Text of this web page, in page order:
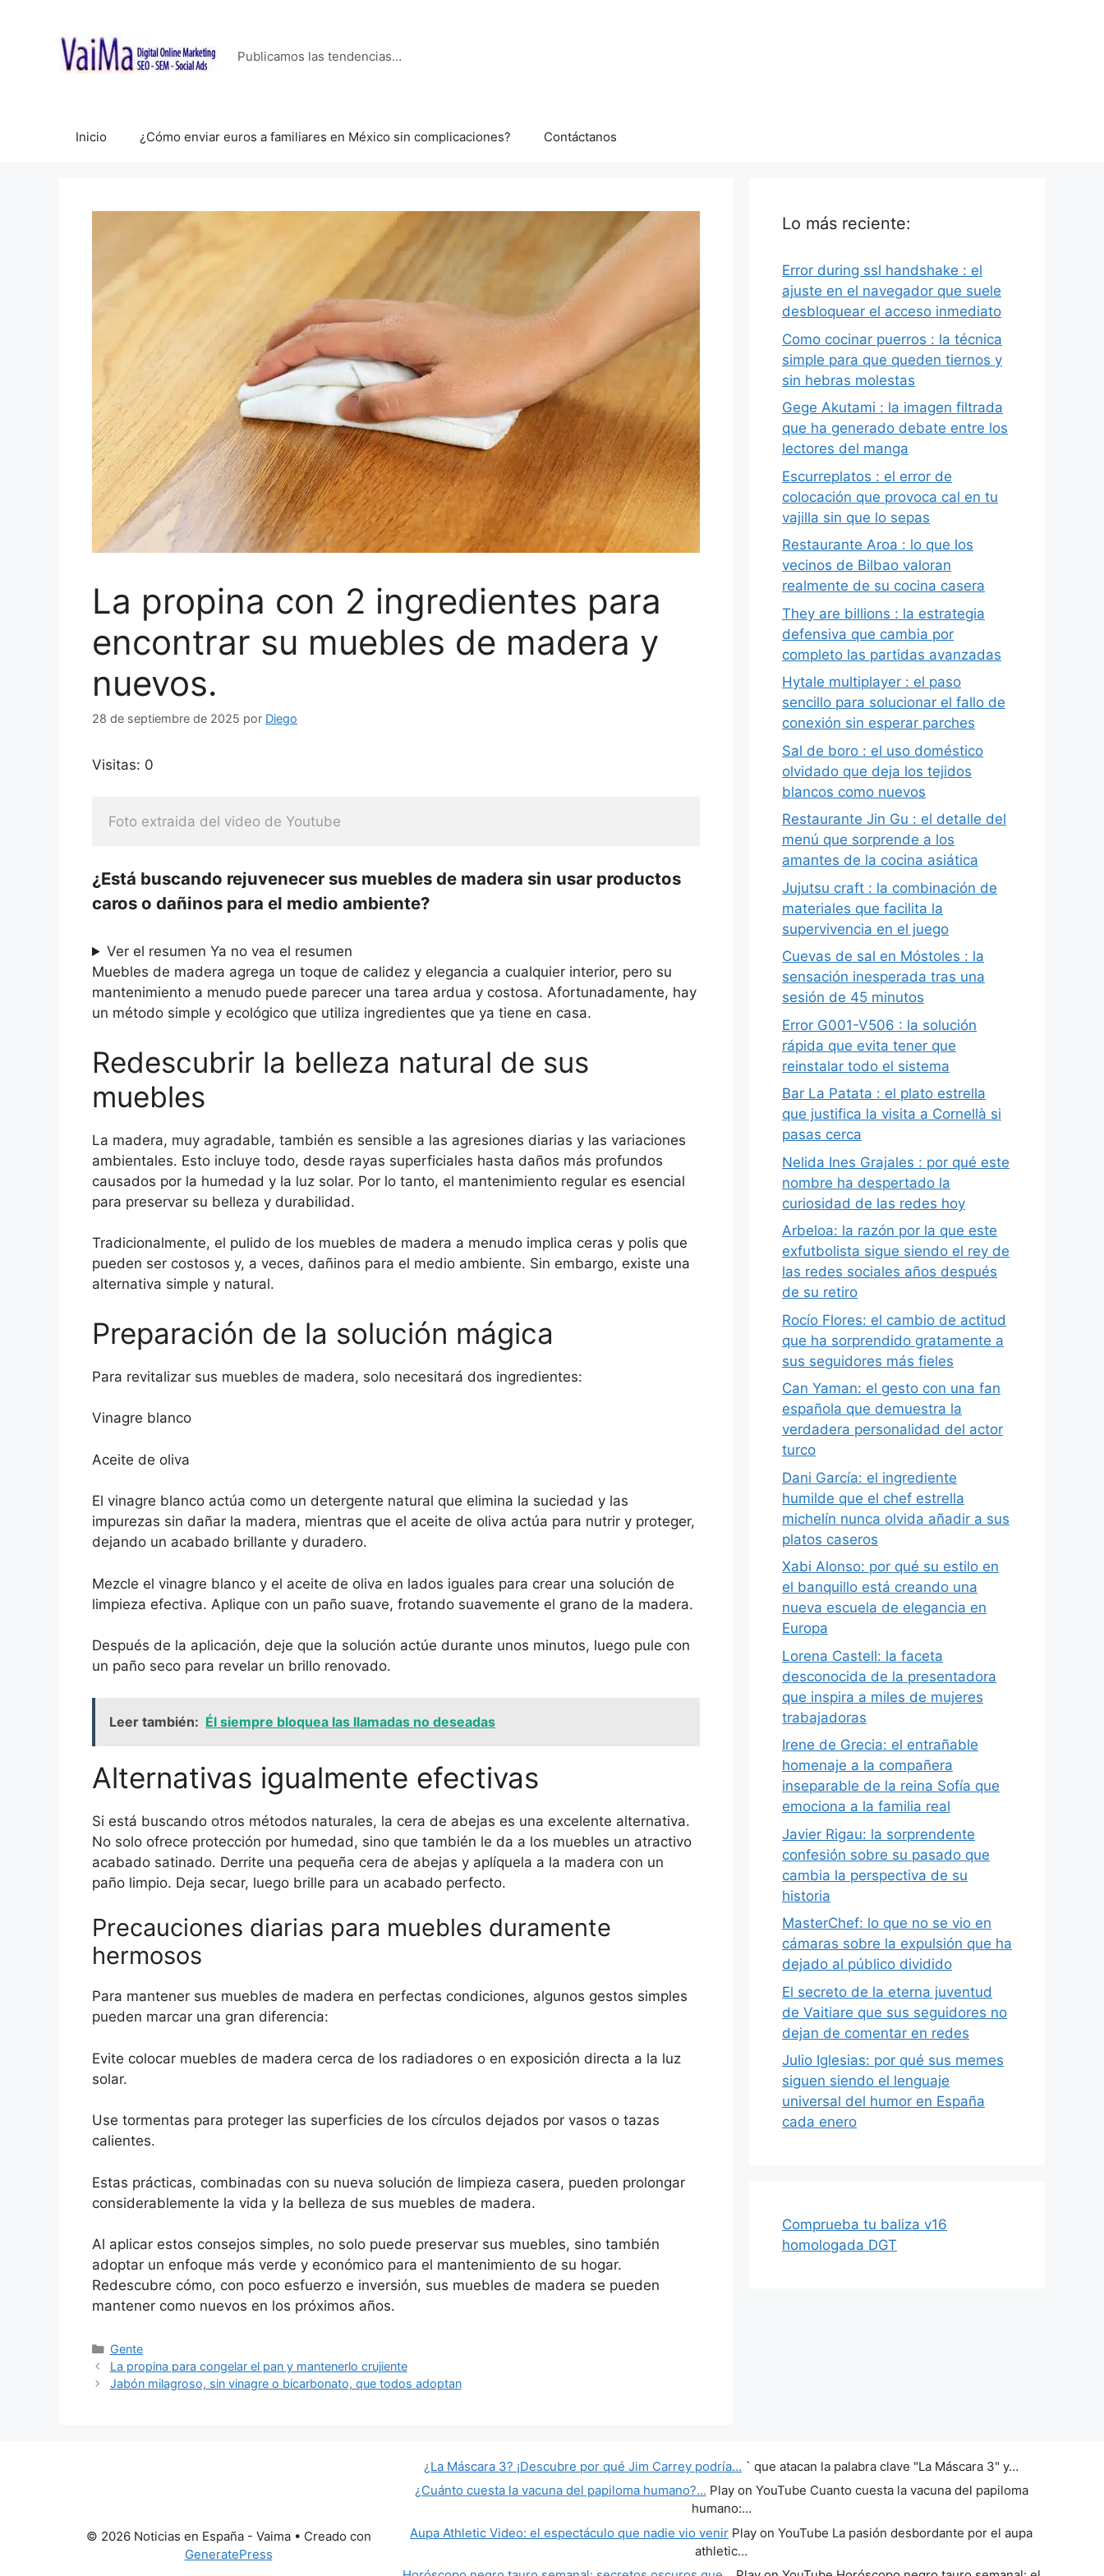
contenido
Publicamos las tendencias…
Inicio ¿Cómo enviar euros a familiares en México sin complicaciones? Contáctanos
La propina con 2 ingredientes para
encontrar su muebles de madera y
nuevos.
28 de septiembre de 2025 por Diego
Visitas: 0
Foto extraida del video de Youtube
¿Está buscando rejuvenecer sus muebles de madera sin usar productos
caros o dañinos para el medio ambiente?
Ver el resumenYa no vea el resumen
Muebles de madera agrega un toque de calidez y elegancia a cualquier interior, pero su
mantenimiento a menudo puede parecer una tarea ardua y costosa. Afortunadamente, hay
un método simple y ecológico que utiliza ingredientes que ya tiene en casa.
Redescubrir la belleza natural de sus
muebles
La madera, muy agradable, también es sensible a las agresiones diarias y las variaciones
ambientales. Esto incluye todo, desde rayas superficiales hasta daños más profundos
causados ​​por la humedad y la luz solar. Por lo tanto, el mantenimiento regular es esencial
para preservar su belleza y durabilidad.
Tradicionalmente, el pulido de los muebles de madera a menudo implica ceras y polis que
pueden ser costosos y, a veces, dañinos para el medio ambiente. Sin embargo, existe una
alternativa simple y natural.
Preparación de la solución mágica
Para revitalizar sus muebles de madera, solo necesitará dos ingredientes:
Vinagre blanco
Aceite de oliva
El vinagre blanco actúa como un detergente natural que elimina la suciedad y las
impurezas sin dañar la madera, mientras que el aceite de oliva actúa para nutrir y proteger,
dejando un acabado brillante y duradero.
Mezcle el vinagre blanco y el aceite de oliva en lados iguales para crear una solución de
limpieza efectiva. Aplique con un paño suave, frotando suavemente el grano de la madera.
Después de la aplicación, deje que la solución actúe durante unos minutos, luego pule con
un paño seco para revelar un brillo renovado.
Leer también: Él siempre bloquea las llamadas no deseadas
Alternativas igualmente efectivas
Si está buscando otros métodos naturales, la cera de abejas es una excelente alternativa.
No solo ofrece protección por humedad, sino que también le da a los muebles un atractivo
acabado satinado. Derrite una pequeña cera de abejas y aplíquela a la madera con un
paño limpio. Deja secar, luego brille para un acabado perfecto.
Precauciones diarias para muebles duramente
hermosos
Para mantener sus muebles de madera en perfectas condiciones, algunos gestos simples
pueden marcar una gran diferencia:
Evite colocar muebles de madera cerca de los radiadores o en exposición directa a la luz
solar.
Use tormentas para proteger las superficies de los círculos dejados por vasos o tazas
calientes.
Estas prácticas, combinadas con su nueva solución de limpieza casera, pueden prolongar
considerablemente la vida y la belleza de sus muebles de madera.
Al aplicar estos consejos simples, no solo puede preservar sus muebles, sino también
adoptar un enfoque más verde y económico para el mantenimiento de su hogar.
Redescubre cómo, con poco esfuerzo e inversión, sus muebles de madera se pueden
mantener como nuevos en los próximos años.
Categorías
Gente
La propina para congelar el pan y mantenerlo crujiente
Jabón milagroso, sin vinagre o bicarbonato, que todos adoptan
Lo más reciente:
Error during ssl handshake : el
ajuste en el navegador que suele
desbloquear el acceso inmediato
Como cocinar puerros : la técnica
simple para que queden tiernos y
sin hebras molestas
Gege Akutami : la imagen filtrada
que ha generado debate entre los
lectores del manga
Escurreplatos : el error de
colocación que provoca cal en tu
vajilla sin que lo sepas
Restaurante Aroa : lo que los
vecinos de Bilbao valoran
realmente de su cocina casera
They are billions : la estrategia
defensiva que cambia por
completo las partidas avanzadas
Hytale multiplayer : el paso
sencillo para solucionar el fallo de
conexión sin esperar parches
Sal de boro : el uso doméstico
olvidado que deja los tejidos
blancos como nuevos
Restaurante Jin Gu : el detalle del
menú que sorprende a los
amantes de la cocina asiática
Jujutsu craft : la combinación de
materiales que facilita la
supervivencia en el juego
Cuevas de sal en Móstoles : la
sensación inesperada tras una
sesión de 45 minutos
Error G001-V506 : la solución
rápida que evita tener que
reinstalar todo el sistema
Bar La Patata : el plato estrella
que justifica la visita a Cornellà si
pasas cerca
Nelida Ines Grajales : por qué este
nombre ha despertado la
curiosidad de las redes hoy
Arbeloa: la razón por la que este
exfutbolista sigue siendo el rey de
las redes sociales años después
de su retiro
Rocío Flores: el cambio de actitud
que ha sorprendido gratamente a
sus seguidores más fieles
Can Yaman: el gesto con una fan
española que demuestra la
verdadera personalidad del actor
turco
Dani García: el ingrediente
humilde que el chef estrella
michelín nunca olvida añadir a sus
platos caseros
Xabi Alonso: por qué su estilo en
el banquillo está creando una
nueva escuela de elegancia en
Europa
Lorena Castell: la faceta
desconocida de la presentadora
que inspira a miles de mujeres
trabajadoras
Irene de Grecia: el entrañable
homenaje a la compañera
inseparable de la reina Sofía que
emociona a la familia real
Javier Rigau: la sorprendente
confesión sobre su pasado que
cambia la perspectiva de su
historia
MasterChef: lo que no se vio en
cámaras sobre la expulsión que ha
dejado al público dividido
El secreto de la eterna juventud
de Vaitiare que sus seguidores no
dejan de comentar en redes
Julio Iglesias: por qué sus memes
siguen siendo el lenguaje
universal del humor en España
cada enero
Comprueba tu baliza v16
homologada DGT
¿La Máscara 3? ¡Descubre por qué Jim Carrey podría… ` que atacan la palabra clave "La Máscara 3" y…
¿Cuánto cuesta la vacuna del papiloma humano?… Play on YouTube Cuanto cuesta la vacuna del papiloma
humano:…
Aupa Athletic Video: el espectáculo que nadie vio venir Play on YouTube La pasión desbordante por el aupa
athletic…
© 2026 Noticias en España - Vaima• Creado con
GeneratePress